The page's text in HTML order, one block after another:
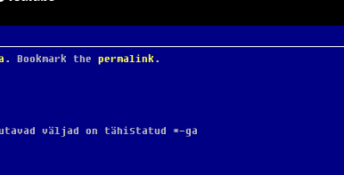
. Bookmark the permalink .
väljad on tähistatud *-ga